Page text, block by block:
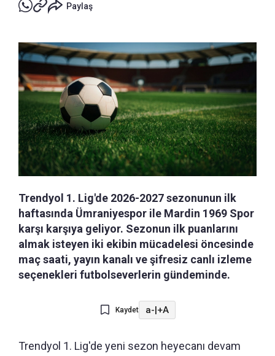
Paylaş
Trendyol 1. Lig'de 2026-2027 sezonunun ilk
haftasında Ümraniyespor ile Mardin 1969 Spor
karşı karşıya geliyor. Sezonun ilk puanlarını
almak isteyen iki ekibin mücadelesi öncesinde
maç saati, yayın kanalı ve şifresiz canlı izleme
seçenekleri futbolseverlerin gündeminde.
Kaydet a-|+A
Trendyol 1. Lig'de yeni sezon heyecanı devam